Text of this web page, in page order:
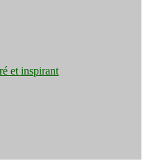
et inspirant